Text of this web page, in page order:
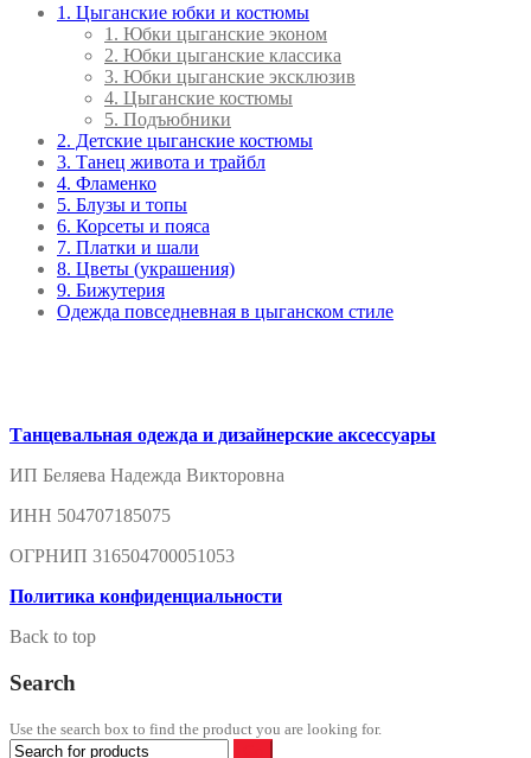
1. Цыганские юбки и костюмы
1. Юбки цыганские эконом
2. Юбки цыганские классика
3. Юбки цыганские эксклюзив
4. Цыганские костюмы
5. Подъюбники
2. Детские цыганские костюмы
3. Танец живота и трайбл
4. Фламенко
5. Блузы и топы
6. Корсеты и пояса
7. Платки и шали
8. Цветы (украшения)
9. Бижутерия
Одежда повседневная в цыганском стиле
Танцевальная одежда и дизайнерские аксессуары
ИП Беляева Надежда Викторовна
ИНН 504707185075
ОГРНИП 316504700051053
Политика конфиденциальности
Back to top
Search
Use the search box to find the product you are looking for.